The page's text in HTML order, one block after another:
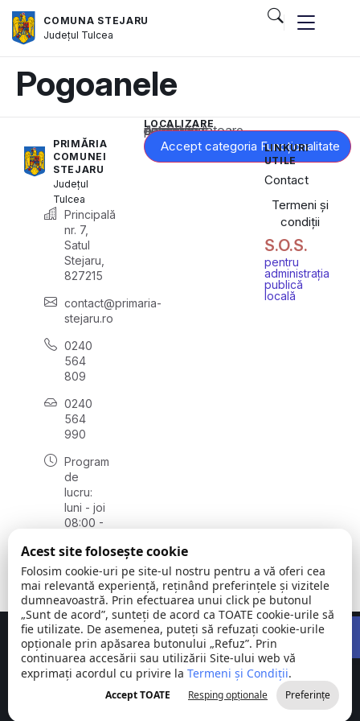
COMUNA STEJARU
Județul Tulcea
Pogoanele
PRIMĂRIA
COMUNEI
STEJARU
Județul
Tulcea
Principală
nr. 7,
Satul
Stejaru,
827215
contact@primaria-
stejaru.ro
0240
564
809
0240
564
990
Program
de
lucru:
luni - joi
08:00 -
vineri
08:00 -
14:00
LOCALIZARE
Acest conținut este blocat până când acceptați categoria corespunzătoare de cookie-uri.
Accept categoria Funcționalitate
LINKURI
UTILE
Contact
Termeni și
condiții
S.O.S.
pentru
administrația
publică
locală
Comuna
Stejaru |
județul Tulcea
©
2026
Toate
drepturile
rezervate
Concept realizat deBig Media Relații Publice SRL
Acest site folosește cookie
Folosim cookie-uri pe site-ul nostru pentru a vă oferi cea
mai relevantă experiență, reținând preferințele și vizitele
dumneavoastră. Prin efectuarea unui click pe butonul
„Sunt de acord”, sunteți de acord ca TOATE cookie-urile să
fie utilizate. De asemenea, puteți să refuzați cookie-urile
opționale prin apăsarea butonului „Refuz”. Prin
continuarea accesării sau utilizării Site-ului web vă
exprimați acordul cu privire la Termeni și Condiții.
Accept TOATE Resping opționale Preferințe